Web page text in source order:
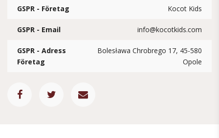
GSPR - Företag Kocot Kids
GSPR - Email info@kocotkids.com
GSPR - Adress
Företag
Bolesława Chrobrego 17, 45-580
Opole